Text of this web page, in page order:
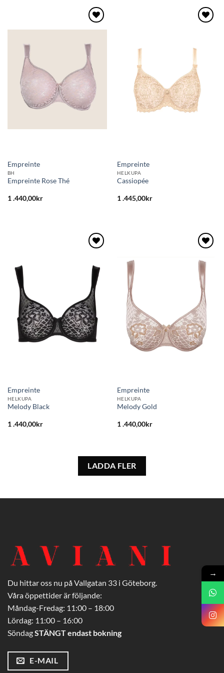
till i
önskelistan
Empreinte
BH
Empreinte Rose Thé
1 .440,00kr
till i
önskelistan
Empreinte
HELKUPA
Cassiopée
1 .445,00kr
Lägg
till i
önskelistan
Empreinte
HELKUPA
Melody Black
1 .440,00kr
till i
önskelistan
Empreinte
HELKUPA
Melody Gold
1 .440,00kr
LADDA FLER
Du hittar oss nu på Vallgatan 33 i Göteborg.
Våra öppettider är följande:
Måndag-Fredag: 11:00 – 18:00
Lördag: 11:00 – 16:00
SöndagSTÄNGT endast bokning
E-MAIL
→